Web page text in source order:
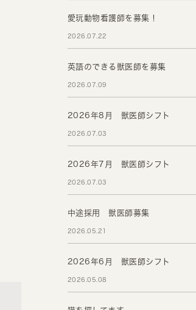
愛玩動物看護師を募集！
2026.07.22
英語のできる獣医師を募集
2026.07.09
2026年8月 獣医師シフト
2026.07.03
2026年7月 獣医師シフト
2026.07.03
中途採用 獣医師募集
2026.05.21
2026年6月 獣医師シフト
2026.05.08